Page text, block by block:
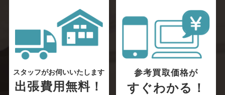
スタッフがお伺いいたします
出張費用無料！
参考買取価格が
すぐわかる！